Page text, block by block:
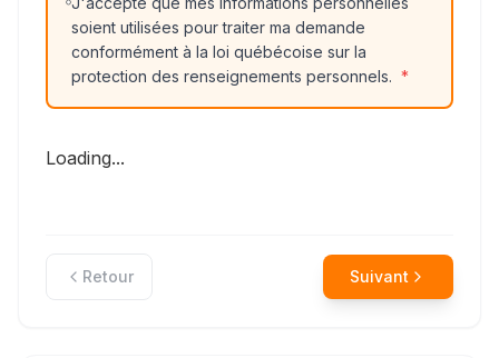
soient utilisées pour traiter ma demande
conformément à la loi québécoise sur la
protection des renseignements personnels. *
Loading...
Retour Suivant